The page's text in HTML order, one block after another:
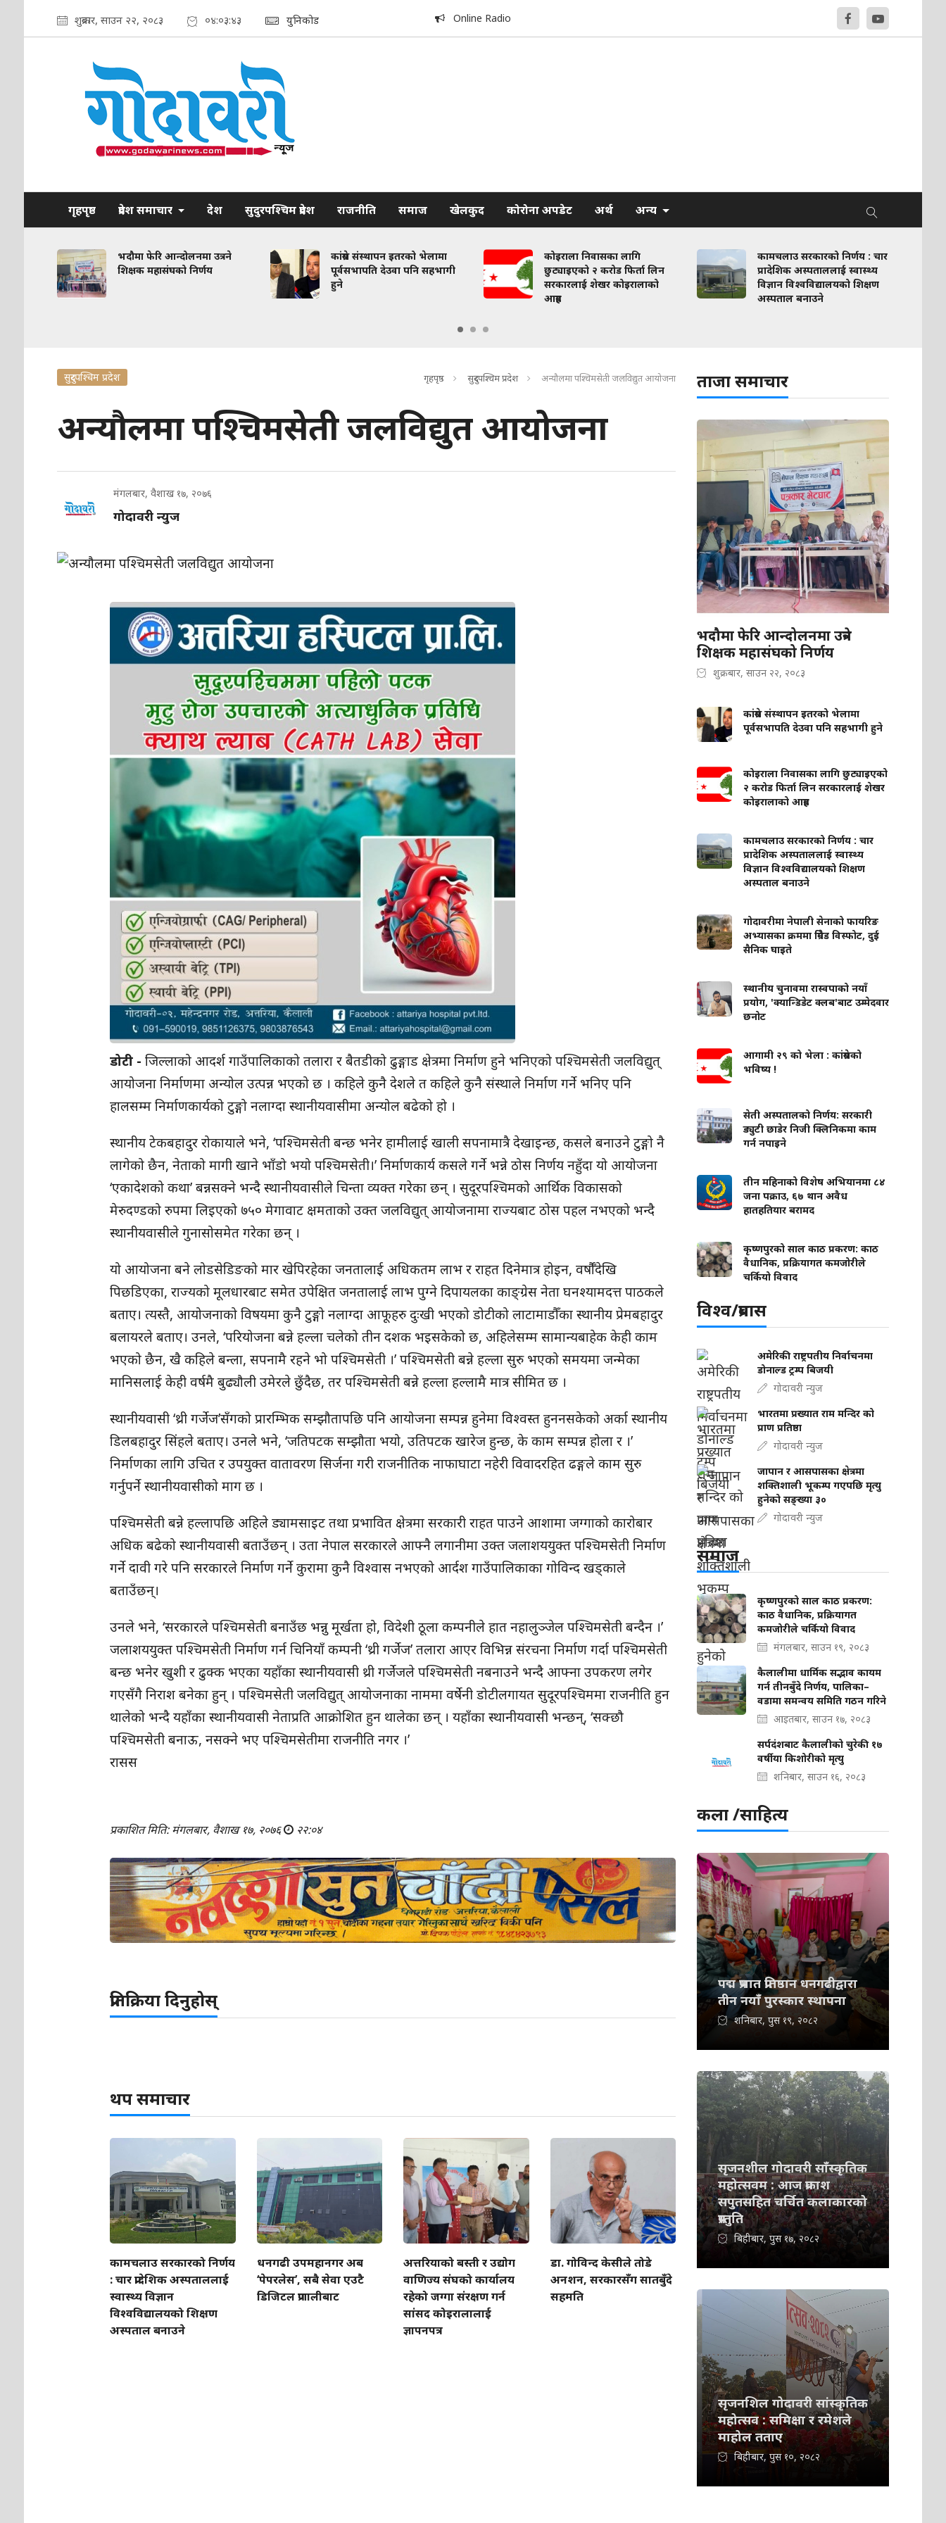
शुक्रबार, साउन २२, २०८३ ०४:०३:४४ युनिकोड Online Radio
गृहपृष्ठ प्रदेश समाचार देश सुदुरपश्चिम प्रदेश राजनीति समाज खेलकुद कोरोना अपडेट अर्थ अन्य
भदौमा फेरि आन्दोलनमा उत्रने
शिक्षक महासंघको निर्णय
कांग्रेस संस्थापन इतरको भेलामा
पूर्वसभापति देउवा पनि सहभागी
हुने
कोइराला निवासका लागि
छुट्याइएको २ करोड फिर्ता लिन
सरकारलाई शेखर कोइरालाको
आग्रह
कामचलाउ सरकारको निर्णय : चार
प्रादेशिक अस्पताललाई स्वास्थ्य
विज्ञान विश्वविद्यालयको शिक्षण
अस्पताल बनाउने
सुदुरपश्चिम प्रदेश गृहपृष्ठ सुदुरपश्चिम प्रदेश अन्यौलमा पश्चिमसेती जलविद्युत आयोजना
अन्यौलमा पश्चिमसेती जलविद्युत आयोजना
मंगलबार, वैशाख १७, २०७६
गोदावरी न्युज
डोटी - जिल्लाको आदर्श गाउँपालिकाको तलारा र बैतडीको ढुङ्गाड क्षेत्रमा निर्माण हुने भनिएको पश्चिमसेती जलविद्युत्
आयोजना निर्माणमा अन्योल उत्पन्न भएको छ । कहिले कुनै देशले त कहिले कुनै संस्थाले निर्माण गर्ने भनिए पनि
हालसम्म निर्माणकार्यको टुङ्गो नलाग्दा स्थानीयवासीमा अन्योल बढेको हो ।
स्थानीय टेकबहादुर रोकायाले भने, ‘पश्चिमसेती बन्छ भनेर हामीलाई खाली सपनामात्रै देखाइन्छ, कसले बनाउने टुङ्गो नै
लागेको छैन, नेताको मागी खाने भाँडो भयो पश्चिमसेती।’ निर्माणकार्य कसले गर्ने भन्ने ठोस निर्णय नहुँदा यो आयोजना
‘एकादेशको कथा’ बन्नसक्ने भन्दै स्थानीयवासीले चिन्ता व्यक्त गरेका छन् । सुदूरपश्चिमको आर्थिक विकासको
मेरुदण्डको रुपमा लिइएको ७५० मेगावाट क्षमताको उक्त जलविद्युत् आयोजनामा राज्यबाट ठोस पहल नभएको भन्दै
स्थानीयवासीले गुनासोसमेत गरेका छन् ।
यो आयोजना बने लोडसेडिङको मार खेपिरहेका जनतालाई अधिकतम लाभ र राहत दिनेमात्र होइन, वर्षौँदेखि
पिछडिएका, राज्यको मूलधारबाट समेत उपेक्षित जनतालाई लाभ पुग्ने दिपायलका काङ्ग्रेस नेता घनश्यामदत्त पाठकले
बताए। त्यस्तै, आयोजनाको विषयमा कुनै टुङ्गो नलाग्दा आफूहरु दुःखी भएको डोटीको लाटामाडौँका स्थानीय प्रेमबहादुर
बलायरले बताए। उनले, ‘परियोजना बन्ने हल्ला चलेको तीन दशक भइसकेको छ, अहिलेसम्म सामान्यबाहेक केही काम
भएको छैन, खै कहिले बन्ला, सपनामै रहने भो पश्चिमसेती ।’ पश्चिमसेती बन्ने हल्ला सुरु भएको समयमा जन्मेका
मानिसलाई केही वर्षमै बुढ्यौली उमेरले छुँदैछ, तर पश्चिमसेती बन्ने हल्ला हल्लामै मात्र सीमित छ ।
स्थानीयवासी ‘थ्री गर्जेज’सँगको प्रारम्भिक सम्झौतापछि पनि आयोजना सम्पन्न हुनेमा विश्वस्त हुननसकेको अर्का स्थानीय
डिलबहादुर सिंहले बताए। उनले भने, ‘जतिपटक सम्झौता भयो, उतिपटक खारेज हुन्छ, के काम सम्पन्न होला र ।’
निर्माणका लागि उचित र उपयुक्त वातावरण सिर्जना गरी राजनीतिक नाफाघाटा नहेरी विवादरहित ढङ्गले काम सुरु
गर्नुपर्ने स्थानीयवासीको माग छ ।
पश्चिमसेती बन्ने हल्लापछि अहिले ड्यामसाइट तथा प्रभावित क्षेत्रमा सरकारी राहत पाउने आशामा जग्गाको कारोबार
अधिक बढेको स्थानीयवासी बताउँछन् । उता नेपाल सरकारले आफ्नै लगानीमा उक्त जलाशययुक्त पश्चिमसेती निर्माण
गर्ने दावी गरे पनि सरकारले निर्माण गर्ने कुरामा कुनै विश्वास नभएको आर्दश गाउँपालिकाका गोविन्द खड्काले
बताउँछन्।
उनले भने, ‘सरकारले पश्चिमसेती बनाउँछ भन्नु मूर्खता हो, विदेशी ठूला कम्पनीले हात नहालुञ्जेल पश्चिमसेती बन्दैन ।’
जलाशययुक्त पश्चिमसेती निर्माण गर्न चिनियाँ कम्पनी ‘थ्री गर्जेज’ तलारा आएर विभिन्न संरचना निर्माण गर्दा पश्चिमसेती
बन्छ भनेर खुशी र ढुक्क भएका यहाँका स्थानीयवासी थ्री गर्जेजले पश्चिमसेती नबनाउने भन्दै आफ्ना उपकरण लगेर
गएसँगै निराश बनेका हुन् । पश्चिमसेती जलविद्युत् आयोजनाका नाममा वर्षेनी डोटीलगायत सुदूरपश्चिममा राजनीति हुन
थालेको भन्दै यहाँका स्थानीयवासी नेताप्रति आक्रोशित हुन थालेका छन् । यहाँका स्थानीयवासी भन्छन्, ‘सक्छौ
पश्चिमसेती बनाऊ, नसक्ने भए पश्चिमसेतीमा राजनीति नगर ।’
रासस
प्रकाशित मिति: मंगलबार, वैशाख १७, २०७६ २२:०४
प्रतिक्रिया दिनुहोस्
थप समाचार
कामचलाउ सरकारको निर्णय
: चार प्रादेशिक अस्पताललाई
स्वास्थ्य विज्ञान
विश्वविद्यालयको शिक्षण
अस्पताल बनाउने
धनगढी उपमहानगर अब
‘पेपरलेस’, सबै सेवा एउटै
डिजिटल प्रणालीबाट
अत्तरियाको बस्ती र उद्योग
वाणिज्य संघको कार्यालय
रहेको जग्गा संरक्षण गर्न
सांसद कोइरालालाई
ज्ञापनपत्र
डा. गोविन्द केसीले तोडे
अनशन, सरकारसँग सातबुँदे
सहमति
ताजा समाचार
भदौमा फेरि आन्दोलनमा उत्रने
शिक्षक महासंघको निर्णय
शुक्रबार, साउन २२, २०८३
कांग्रेस संस्थापन इतरको भेलामा
पूर्वसभापति देउवा पनि सहभागी हुने
कोइराला निवासका लागि छुट्याइएको
२ करोड फिर्ता लिन सरकारलाई शेखर
कोइरालाको आग्रह
कामचलाउ सरकारको निर्णय : चार
प्रादेशिक अस्पताललाई स्वास्थ्य
विज्ञान विश्वविद्यालयको शिक्षण
अस्पताल बनाउने
गोदावरीमा नेपाली सेनाको फायरिङ
अभ्यासका क्रममा ग्रिनेड विस्फोट, दुई
सैनिक घाइते
स्थानीय चुनावमा रास्वपाको नयाँ
प्रयोग, 'क्यान्डिडेट क्लब'बाट उम्मेदवार
छनोट
आगामी २९ को भेला : कांग्रेसको
भविष्य !
सेती अस्पतालको निर्णय: सरकारी
ड्युटी छाडेर निजी क्लिनिकमा काम
गर्न नपाइने
तीन महिनाको विशेष अभियानमा ८४
जना पक्राउ, ६७ थान अवैध
हातहतियार बरामद
कृष्णपुरको साल काठ प्रकरण: काठ
वैधानिक, प्रक्रियागत कमजोरीले
चर्कियो विवाद
विश्व/प्रबास
अमेरिकी राष्ट्रपतीय निर्वाचनमा
डोनाल्ड ट्रम्प बिजयी
गोदावरी न्युज
भारतमा प्रख्यात राम मन्दिर को
प्राण प्रतिष्ठा
गोदावरी न्युज
जापान र आसपासका क्षेत्रमा
शक्तिशाली भूकम्प गएपछि मृत्यु
हुनेको सङ्ख्या ३०
गोदावरी न्युज
समाज
कृष्णपुरको साल काठ प्रकरण:
काठ वैधानिक, प्रक्रियागत
कमजोरीले चर्कियो विवाद
मंगलबार, साउन १९, २०८३
कैलालीमा धार्मिक सद्भाव कायम
गर्न तीनबुँदे निर्णय, पालिका–
वडामा समन्वय समिति गठन गरिने
आइतबार, साउन १७, २०८३
सर्पदंशबाट कैलालीको चुरेकी १७
वर्षीया किशोरीको मृत्यु
शनिबार, साउन १६, २०८३
कला /साहित्य
पद्म प्रभात प्रतिष्ठान धनगढीद्वारा
तीन नयाँ पुरस्कार स्थापना
शनिबार, पुस १९, २०८२
सृजनशील गोदावरी साँस्कृतिक
महोत्सवम : आज प्रकाश
सपुतसहित चर्चित कलाकारको
प्रस्तुति
बिहीबार, पुस १७, २०८२
सृजनशिल गोदावरी सांस्कृतिक
महोत्सव : समिक्षा र रमेशले
माहोल तताए
बिहीबार, पुस १०, २०८२